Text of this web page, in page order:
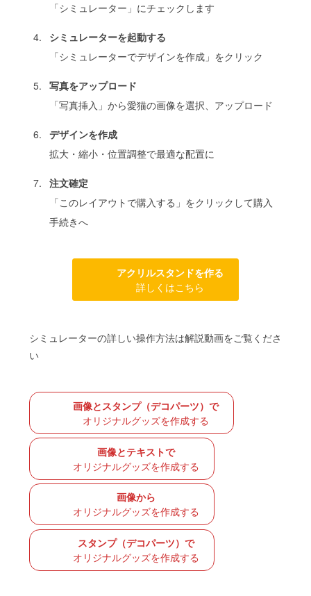
「シミュレーター」にチェックします
シミュレーターを起動する
「シミュレーターでデザインを作成」をクリック
写真をアップロード
「写真挿入」から愛猫の画像を選択、アップロード
デザインを作成
拡大・縮小・位置調整で最適な配置に
注文確定
「このレイアウトで購入する」をクリックして購入
手続きへ
アクリルスタンドを作る
詳しくはこちら
シミュレーターの詳しい操作方法は解説動画をご覧くださ
い
画像とスタンプ（デコパーツ）で
オリジナルグッズを作成する
画像とテキストで
オリジナルグッズを作成する
画像から
オリジナルグッズを作成する
スタンプ（デコパーツ）で
オリジナルグッズを作成する